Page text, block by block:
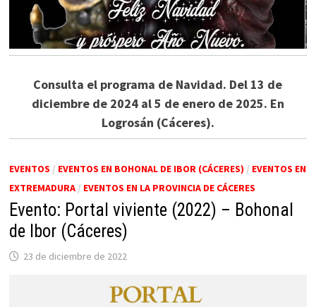
Consulta el programa de Navidad. Del 13 de
diciembre de 2024 al 5 de enero de 2025. En
Logrosán (Cáceres).
EVENTOS / EVENTOS EN BOHONAL DE IBOR (CÁCERES) / EVENTOS EN
EXTREMADURA/ EVENTOS EN LA PROVINCIA DE CÁCERES
Evento: Portal viviente (2022) – Bohonal
de Ibor (Cáceres)
23 de diciembre de 2022